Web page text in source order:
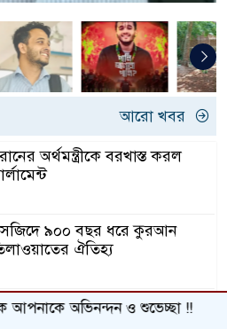
আরো খবর
অর্থমন্ত্রীকে বরখাস্ত করল
৯০০ বছর ধরে কুরআন
ঐতিহ্য
ব্রিটিশ নাগরিকত্ব ফিরে
!!